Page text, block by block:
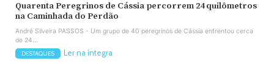
Quarenta Peregrinos de Cássia percorrem 24 quilômetros
na Caminhada do Perdão
André Silveira PASSOS - Um grupo de 40 peregrinos de Cássia enfrentou cerca
de 24...
DESTAQUES Ler na íntegra